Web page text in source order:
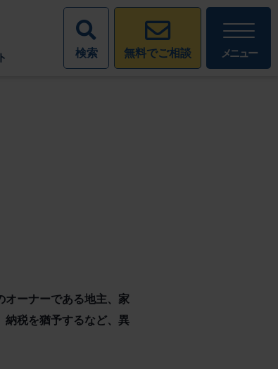
検索 無料でご相談 メニュー
オーナーである地主、家
納税を猶予するなど、異